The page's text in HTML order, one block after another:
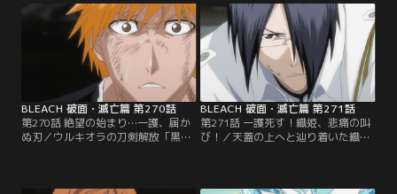
とばかりに織姫を倒そうとやってき
たのだ。抵抗する術もなく傷つけら
れていく織姫。それに気づいた一護
は、なんとかして織姫を助け出そう
とするが、ウルキオラに邪魔をされ
近づくことさえできない。【提供：
バンダイチャンネル】
く。雨竜は、一護が織姫を気遣って
虚化の力を出していないことに気づ
き、ヤミーとの戦いを早く終わらせ
ようとしていたのだ。【提供：バン
ダイチャンネル】
BLEACH 破面・滅亡篇 第270話
第270話 絶望の始まり…一護、届か
ぬ刃／ウルキオラの刀剣解放「黒翼
BLEACH 破面・滅亡篇 第271話
第271話 一護死す！織姫、悲痛の叫
び！／天蓋の上へと辿り着いた織姫